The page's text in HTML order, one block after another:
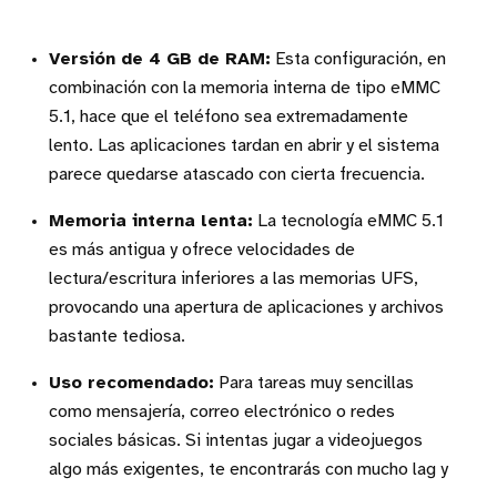
Versión de 4 GB de RAM: Esta configuración, en
combinación con la memoria interna de tipo eMMC
5.1, hace que el teléfono sea extremadamente
lento. Las aplicaciones tardan en abrir y el sistema
parece quedarse atascado con cierta frecuencia.
Memoria interna lenta: La tecnología eMMC 5.1
es más antigua y ofrece velocidades de
lectura/escritura inferiores a las memorias UFS,
provocando una apertura de aplicaciones y archivos
bastante tediosa.
Uso recomendado: Para tareas muy sencillas
como mensajería, correo electrónico o redes
sociales básicas. Si intentas jugar a videojuegos
algo más exigentes, te encontrarás con mucho lag y